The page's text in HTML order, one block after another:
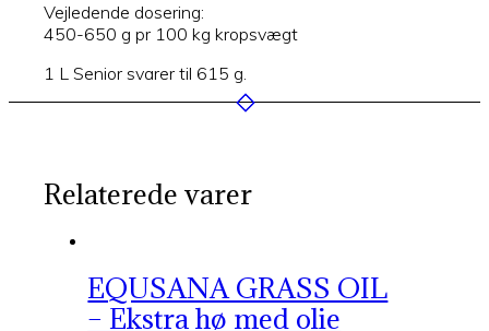
Vejledende dosering:
450-650 g pr 100 kg kropsvægt
1 L Senior svarer til 615 g.
Relaterede varer
EQUSANA GRASS OIL
– Ekstra hø med olie